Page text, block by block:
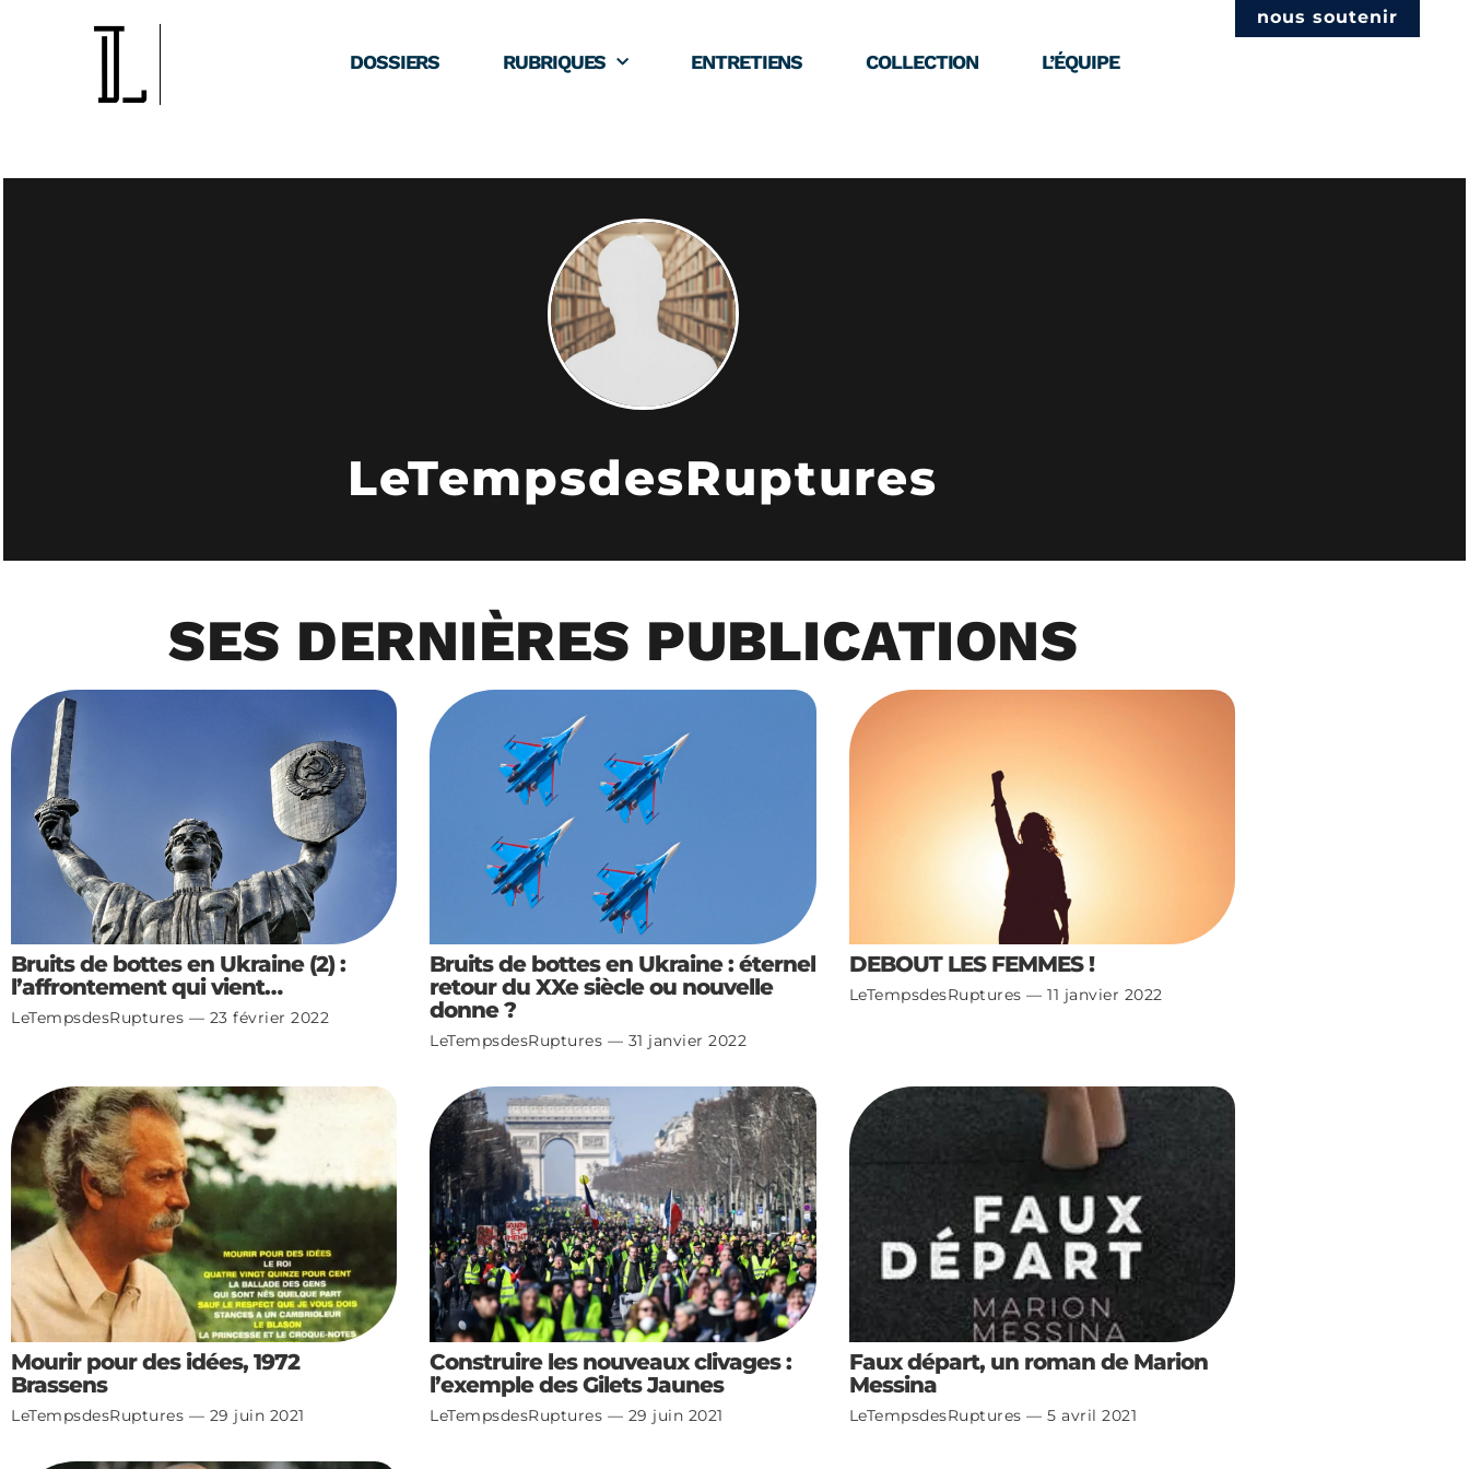
DOSSIERS RUBRIQUES ENTRETIENS COLLECTION L’ÉQUIPE
nous soutenir
LeTempsdesRuptures
SES DERNIÈRES PUBLICATIONS
Bruits de bottes en Ukraine (2) :
l’affrontement qui vient…
LeTempsdesRuptures 23 février 2022
Bruits de bottes en Ukraine : éternel
retour du XXe siècle ou nouvelle
donne ?
LeTempsdesRuptures 31 janvier 2022
DEBOUT LES FEMMES !
LeTempsdesRuptures 11 janvier 2022
Mourir pour des idées, 1972
Brassens
LeTempsdesRuptures 29 juin 2021
Construire les nouveaux clivages :
l’exemple des Gilets Jaunes
LeTempsdesRuptures 29 juin 2021
Faux départ, un roman de Marion
Messina
LeTempsdesRuptures 5 avril 2021